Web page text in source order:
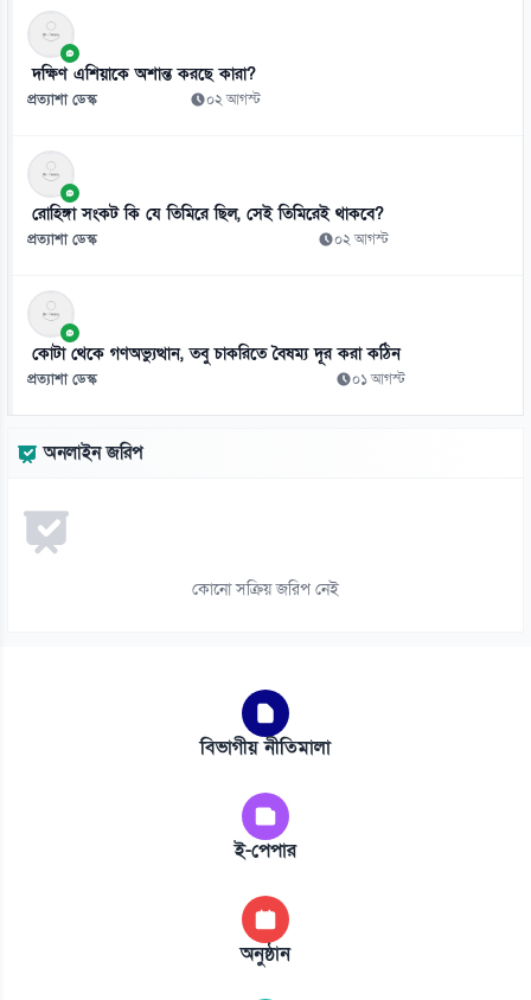
দক্ষিণ এশিয়াকে অশান্ত করছে কারা?
প্রত্যাশা ডেস্ক ০২ আগস্ট
রোহিঙ্গা সংকট কি যে তিমিরে ছিল, সেই তিমিরেই থাকবে?
প্রত্যাশা ডেস্ক ০২ আগস্ট
কোটা থেকে গণঅভ্যুত্থান, তবু চাকরিতে বৈষম্য দূর করা কঠিন
প্রত্যাশা ডেস্ক ০১ আগস্ট
অনলাইন জরিপ
কোনো সক্রিয় জরিপ নেই
বিভাগীয় নীতিমালা
ই-পেপার
অনুষ্ঠান